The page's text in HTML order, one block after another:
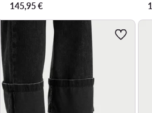
145,95€